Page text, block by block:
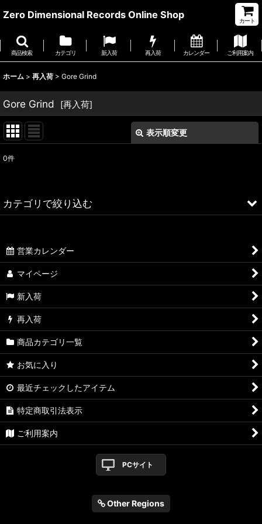
Zero Dimensional Records Online Shop
カート
商品検索 カテゴリ 新入荷 再入荷 カレンダー ご利用案内
ホーム > 再入荷 > Gore Grind
Gore Grind [再入荷]
表示順変更
表示数
絞り込む
0件
カテゴリで絞り込む
CD
Vinyl
Tape
営業カレンダー
マイページ
新入荷
再入荷
商品カテゴリ一覧
お気に入り
最近チェックしたアイテム
特定商取引法表示
ご利用案内
PCサイト
Other Regions